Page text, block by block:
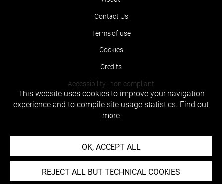
Contact Us
Terms of use
Cookies
Credits
Accessibility : non compliant
This website uses cookies to improve your navigation
experience and to compile site usage statistics. Find out
more
OK, ACCEPT ALL
REJECT ALL BUT TECHNICAL COOKIES